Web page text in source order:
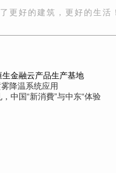
更好的建筑，更好的生活
金融云产品生产基地
降温系统应用
中国“新消費”与中东“体验